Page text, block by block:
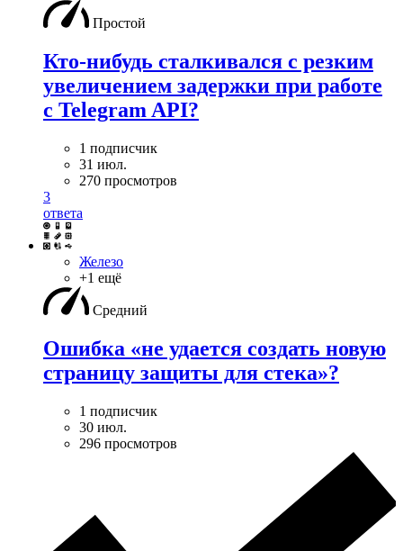
Простой
Кто-нибудь сталкивался с резким
увеличением задержки при работе
с Telegram API?
1 подписчик
31 июл.
270 просмотров
3
ответа
Железо
+1 ещё
Средний
Ошибка «не удается создать новую
страницу защиты для стека»?
1 подписчик
30 июл.
296 просмотров